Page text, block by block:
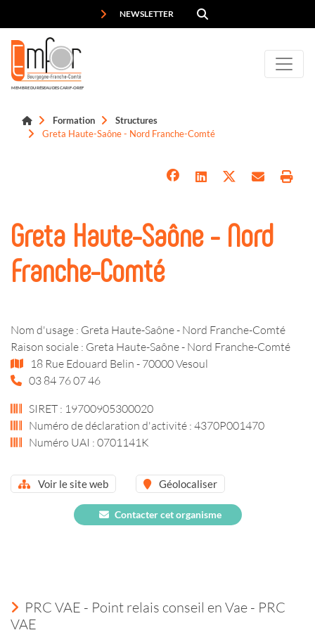
NEWSLETTER
MEMBRE DU RÉSEAU DES CARIF-OREF
Formation
Structures
Greta Haute-Saône - Nord Franche-Comté
Greta Haute-Saône - Nord
Franche-Comté
Nom d'usage : Greta Haute-Saône - Nord Franche-Comté
Raison sociale : Greta Haute-Saône - Nord Franche-Comté
18 Rue Edouard Belin - 70000 Vesoul
03 84 76 07 46
SIRET : 19700905300020
Numéro de déclaration d'activité : 4370P001470
Numéro UAI : 0701141K
Voir le site web Géolocaliser
Contacter cet organisme
PRC VAE - Point relais conseil en Vae - PRC
VAE
Panneau de gestion des cookies